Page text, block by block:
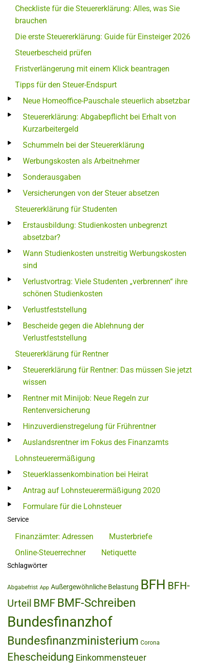
Checkliste für die Steuererklärung: Alles, was Sie
brauchen
Die erste Steuererklärung: Guide für Einsteiger 2026
Steuerbescheid prüfen
Fristverlängerung mit einem Klick beantragen
Tipps für den Steuer-Endspurt
Neue Homeoffice-Pauschale steuerlich absetzbar
Steuererklärung: Abgabepflicht bei Erhalt von
Kurzarbeitergeld
Schummeln bei der Steuererklärung
Werbungskosten als Arbeitnehmer
Sonderausgaben
Versicherungen von der Steuer absetzen
Steuererklärung für Studenten
Erstausbildung: Studienkosten unbegrenzt
absetzbar?
Wann Studienkosten unstreitig Werbungskosten
sind
Verlustvortrag: Viele Studenten „verbrennen“ ihre
schönen Studienkosten
Verlustfeststellung
Bescheide gegen die Ablehnung der
Verlustfeststellung
Steuererklärung für Rentner
Steuererklärung für Rentner: Das müssen Sie jetzt
wissen
Rentner mit Minijob: Neue Regeln zur
Rentenversicherung
Hinzuverdienstregelung für Frührentner
Auslandsrentner im Fokus des Finanzamts
Lohnsteuerermäßigung
Steuerklassenkombination bei Heirat
Antrag auf Lohnsteuerermäßigung 2020
Formulare für die Lohnsteuer
Service
Finanzämter: Adressen
Musterbriefe
Online-Steuerrechner
Netiquette
Schlagwörter
Abgabefrist App Außergewöhnliche Belastung BFH BFH-
Urteil BMF BMF-Schreiben
Bundesfinanzhof
Bundesfinanzministerium Corona
Ehescheidung Einkommensteuer